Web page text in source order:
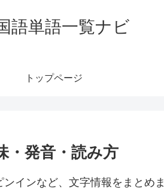
語単語一覧ナビ
トップページ
・発音・読み方
インなど、文字情報をまとめま